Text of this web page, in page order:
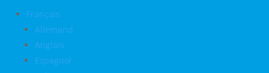
Français
Allemand
Anglais
Espagnol